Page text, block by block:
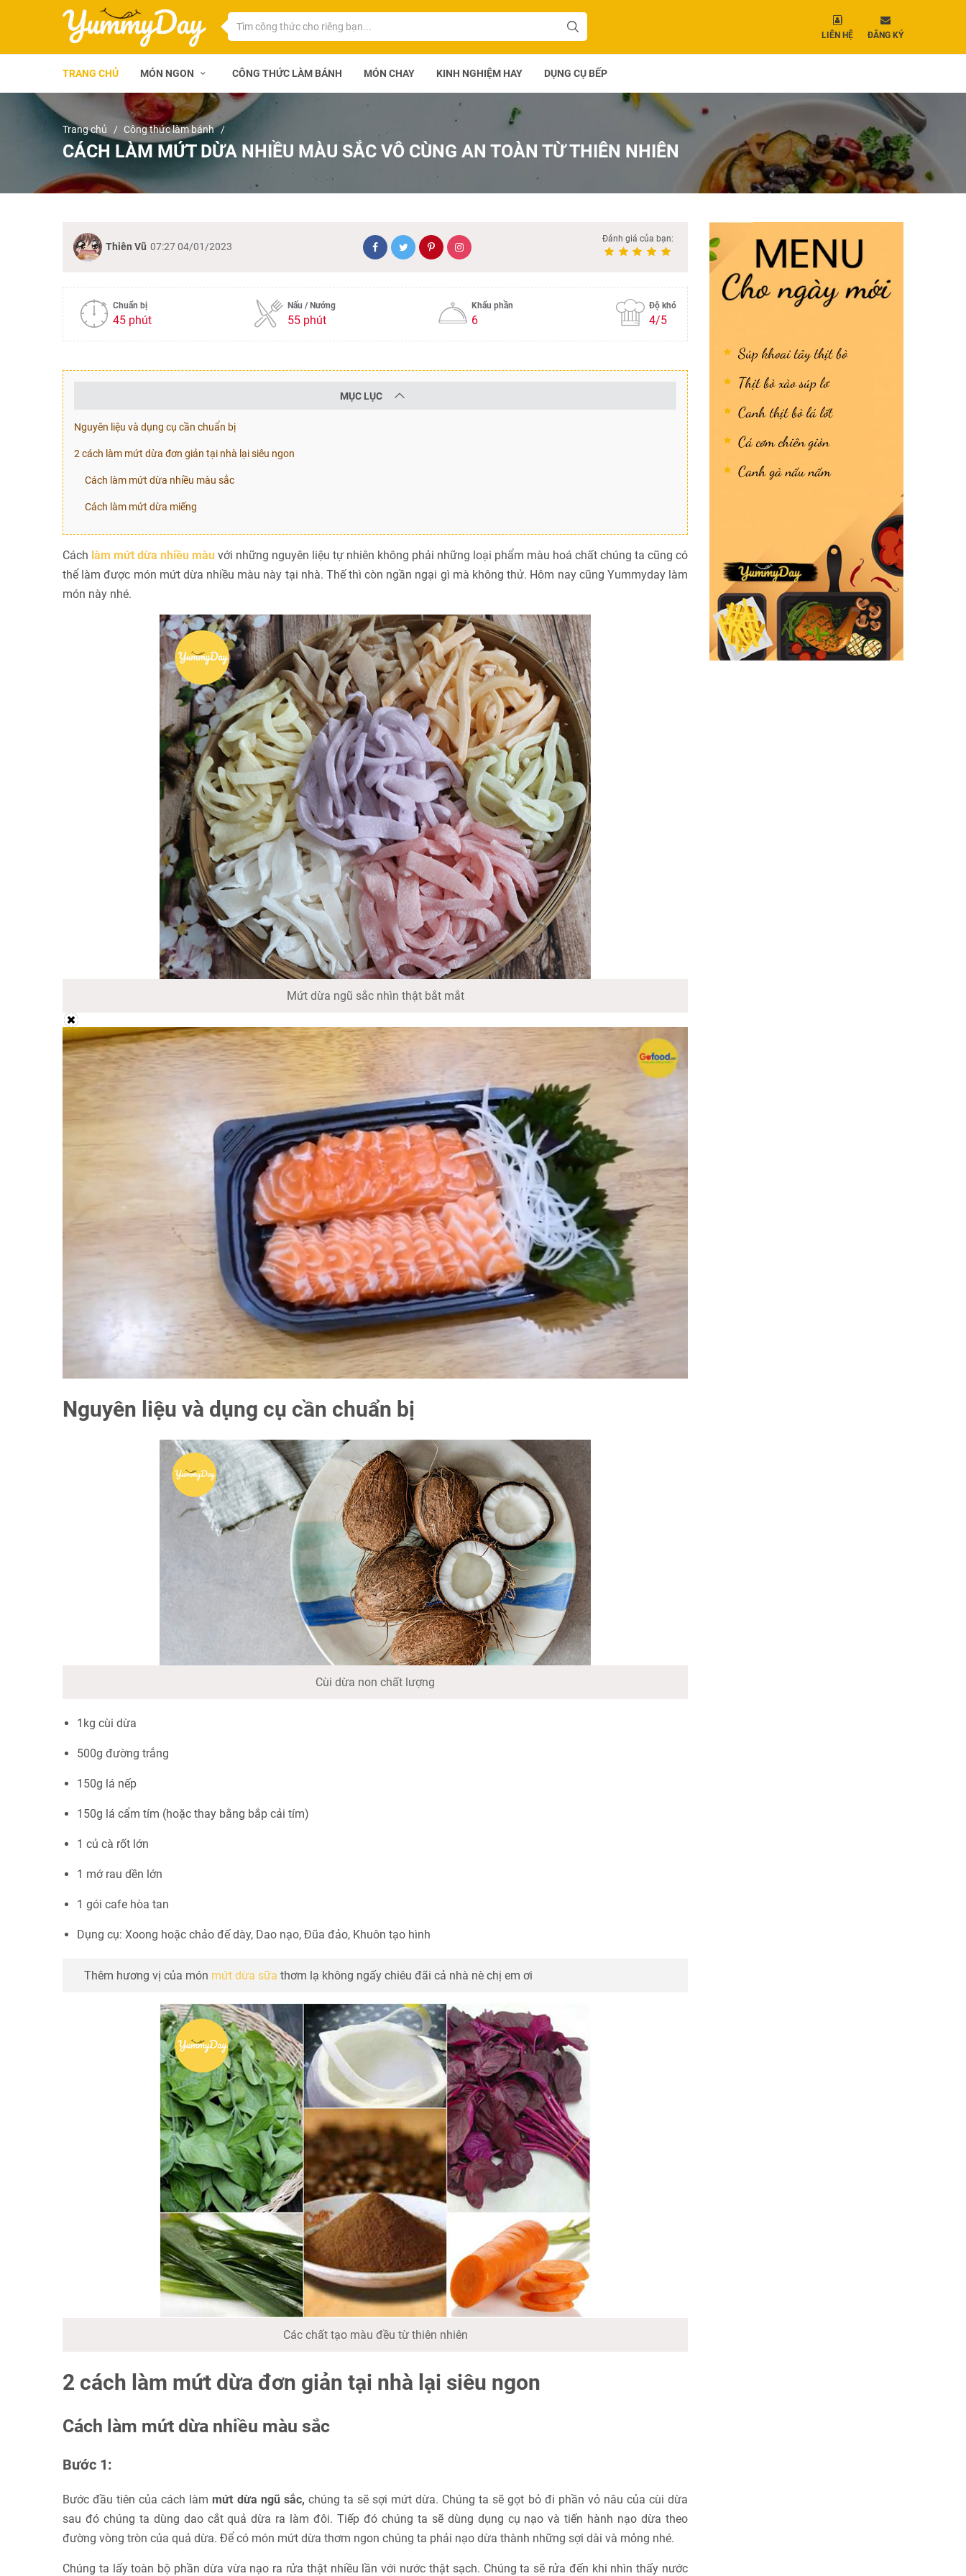
LIÊN HỆ ĐĂNG KÝ
TRANG CHỦ MÓN NGON CÔNG THỨC LÀM BÁNH MÓN CHAY KINH NGHIỆM HAY DỤNG CỤ BẾP
Trang chủ Công thức làm bánh
CÁCH LÀM MỨT DỪA NHIỀU MÀU SẮC VÔ CÙNG AN TOÀN TỪ THIÊN NHIÊN
Thiên Vũ 07:27 04/01/2023
Đánh giá của bạn:
Chuẩn bị
45 phút
Nấu / Nướng
55 phút
Khẩu phần
6
Độ khó
4/5
MỤC LỤC
Nguyên liệu và dụng cụ cần chuẩn bị
2 cách làm mứt dừa đơn giản tại nhà lại siêu ngon
Cách làm mứt dừa nhiều màu sắc
Cách làm mứt dừa miếng
Cách làm mứt dừa nhiều màu với những nguyên liệu tự nhiên không phải những loại phẩm màu hoá chất chúng ta cũng có
thể làm được món mứt dừa nhiều màu này tại nhà. Thế thì còn ngần ngại gì mà không thử. Hôm nay cũng Yummyday làm
món này nhé.
Mứt dừa ngũ sắc nhìn thật bắt mắt
Nguyên liệu và dụng cụ cần chuẩn bị
Cùi dừa non chất lượng
1kg cùi dừa
500g đường trắng
150g lá nếp
150g lá cẩm tím (hoặc thay bằng bắp cải tím)
1 củ cà rốt lớn
1 mớ rau dền lớn
1 gói cafe hòa tan
Dụng cụ: Xoong hoặc chảo đế dày, Dao nạo, Đũa đảo, Khuôn tạo hình
Thêm hương vị của món mứt dừa sữa thơm lạ không ngấy chiêu đãi cả nhà nè chị em ơi
Các chất tạo màu đều từ thiên nhiên
2 cách làm mứt dừa đơn giản tại nhà lại siêu ngon
Cách làm mứt dừa nhiều màu sắc
Bước 1:
Bước đầu tiên của cách làm mứt dừa ngũ sắc, chúng ta sẽ sợi mứt dừa. Chúng ta sẽ gọt bỏ đi phần vỏ nâu của cùi dừa
sau đó chúng ta dùng dao cắt quả dừa ra làm đôi. Tiếp đó chúng ta sẽ dùng dụng cụ nạo và tiến hành nạo dừa theo
đường vòng tròn của quả dừa. Để có món mứt dừa thơm ngon chúng ta phải nạo dừa thành những sợi dài và mỏng nhé.
Chúng ta lấy toàn bộ phần dừa vừa nạo ra rửa thật nhiều lần với nước thật sạch. Chúng ta sẽ rửa đến khi nhìn thấy nước
Súp khoai tây thịt bò
Thịt bò xào súp lơ
Canh thịt bò lá lốt
Cá cơm chiên giòn
Canh gà nấu nấm